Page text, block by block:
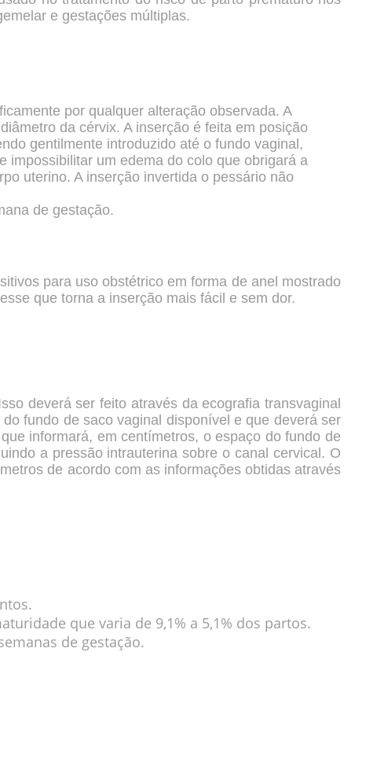
e gestações múltiplas.
por qualquer alteração observada. A
da cérvix. A inserção é feita em posição
gentilmente introduzido até o fundo vaginal,
impossibilitar um edema do colo que obrigará a
uterino. A inserção invertida o pessário não
de gestação.
para uso obstétrico em forma de anel mostrado
que torna a inserção mais fácil e sem dor.
deverá ser feito através da ecografia transvaginal
fundo de saco vaginal disponível e que deverá ser
informará, em centímetros, o espaço do fundo de
a pressão intrauterina sobre o canal cervical. O
de acordo com as informações obtidas através
que varia de 9,1% a 5,1% dos partos.
de gestação.